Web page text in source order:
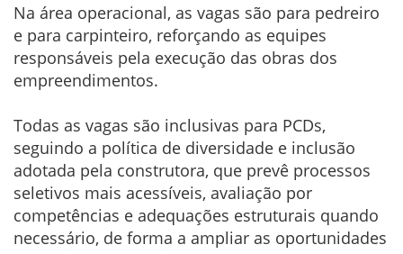
Na área operacional, as vagas são para pedreiro
e para carpinteiro, reforçando as equipes
responsáveis pela execução das obras dos
empreendimentos.
Todas as vagas são inclusivas para PCDs,
seguindo a política de diversidade e inclusão
adotada pela construtora, que prevê processos
seletivos mais acessíveis, avaliação por
competências e adequações estruturais quando
necessário, de forma a ampliar as oportunidades